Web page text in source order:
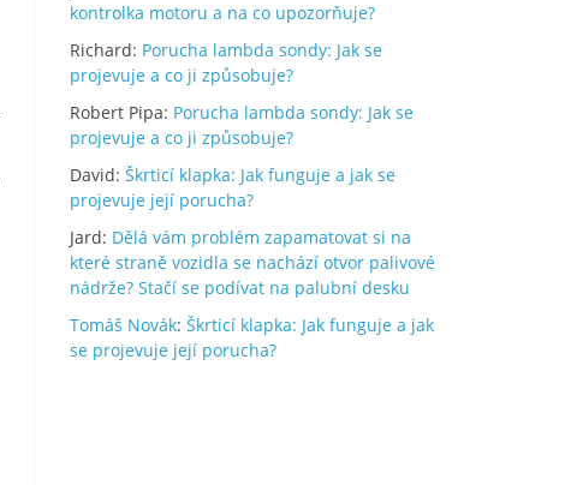
kontrolka motoru a na co upozorňuje?
Richard: Porucha lambda sondy: Jak se
projevuje a co ji způsobuje?
Robert Pipa: Porucha lambda sondy: Jak se
projevuje a co ji způsobuje?
David: Škrticí klapka: Jak funguje a jak se
projevuje její porucha?
Jard: Dělá vám problém zapamatovat si na
které straně vozidla se nachází otvor palivové
nádrže? Stačí se podívat na palubní desku
Tomáš Novák: Škrticí klapka: Jak funguje a jak
se projevuje její porucha?